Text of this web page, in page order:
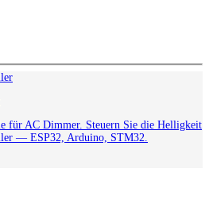
für AC Dimmer. Steuern Sie die Helligkeit
— ESP32, Arduino, STM32.